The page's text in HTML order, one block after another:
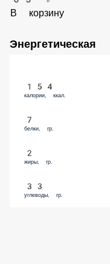
Чесночный
В корзину
65 ₽
В корзину
Энергетическая
калории, ккал.